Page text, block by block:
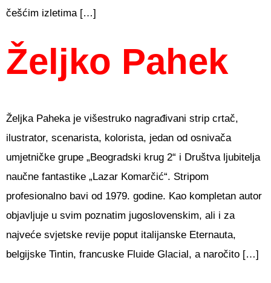
češćim izletima […]
Željko Pahek
Željka Paheka je višestruko nagrađivani strip crtač,
ilustrator, scenarista, kolorista, jedan od osnivača
umjetničke grupe „Beogradski krug 2“ i Društva ljubitelja
naučne fantastike „Lazar Komarčić“. Stripom
profesionalno bavi od 1979. godine. Kao kompletan autor
objavljuje u svim poznatim jugoslovenskim, ali i za
najveće svjetske revije poput italijanske Eternauta,
belgijske Tintin, francuske Fluide Glacial, a naročito […]